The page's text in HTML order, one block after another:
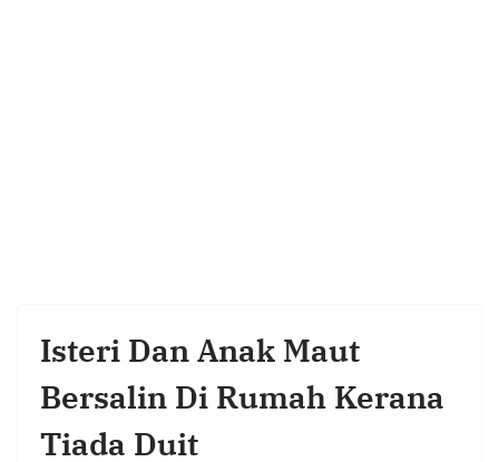
Isteri Dan Anak Maut
Bersalin Di Rumah Kerana
Tiada Duit